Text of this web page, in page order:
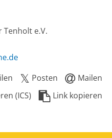
Tenholt e.V.
Posten
Mailen
(ICS)
Link kopieren